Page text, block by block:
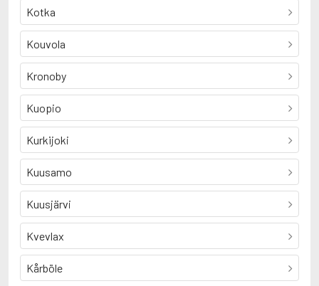
Kotka
Kouvola
Kronoby
Kuopio
Kurkijoki
Kuusamo
Kuusjärvi
Kvevlax
Kårböle